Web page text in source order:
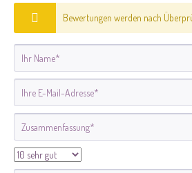
Bewertungen werden nach